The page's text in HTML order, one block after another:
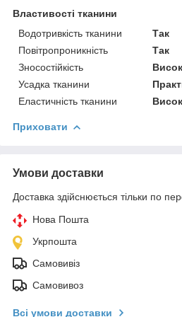
Властивості тканини
Водотривкість тканини
Так
Повітропроникність
Так
Зносостійкість
Усадка тканини
Еластичність тканини
Приховати
Умови доставки
Доставка здійснюється тільки по
Нова Пошта
Укрпошта
Самовивіз
Самовивоз
Всі умови доставки